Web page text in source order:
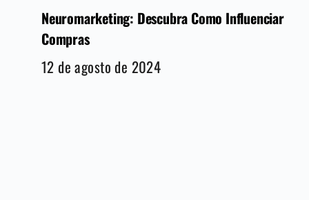
Neuromarketing: Descubra Como Influenciar
Compras
12 de agosto de 2024